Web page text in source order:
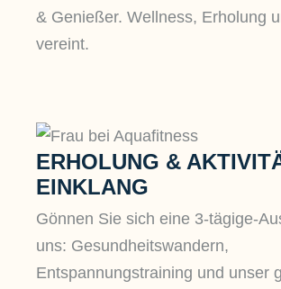
& Genießer. Wellness, Erholung
vereint.
ERHOLUNG &
EINKLANG
Gönnen Sie sich eine 3-tägige-
uns: Gesundheitswandern,
Entspannungstraining und unser